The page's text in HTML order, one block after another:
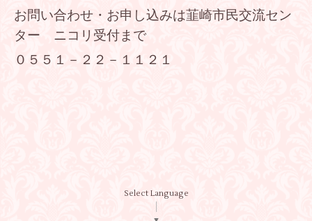
お問い合わせ・お申し込みは韮崎市民交流セン
ター ニコリ受付まで
０５５１－２２－１１２１
Select Language